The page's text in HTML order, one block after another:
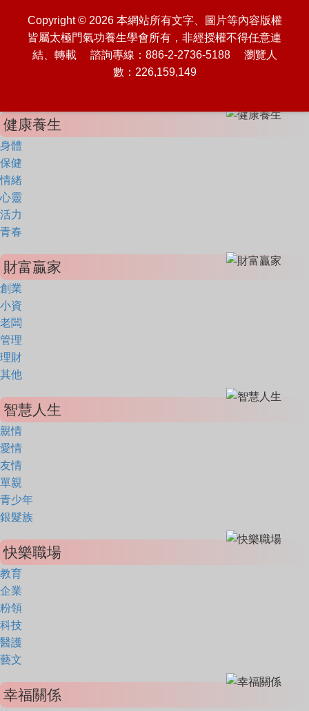
Copyright © 2026 本網站所有文字、圖片等內容版權
皆屬太極門氣功養生學會所有，非經授權不得任意連
結、轉載 諮詢專線：886-2-2736-5188 瀏覽人
數：226,159,149
健康養生
身體
保健
情緒
心靈
活力
青春
財富贏家
創業
小資
老闆
管理
理財
其他
智慧人生
親情
愛情
友情
單親
青少年
銀髮族
快樂職場
教育
企業
粉領
科技
醫護
藝文
幸福關係